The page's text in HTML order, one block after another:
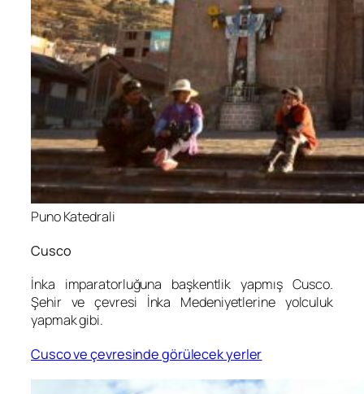
Puno Katedrali
Cusco
İnka imparatorluğuna başkentlik yapmış Cusco.
Şehir ve çevresi İnka Medeniyetlerine yolculuk
yapmak gibi.
Cusco ve çevresinde görülecek yerler